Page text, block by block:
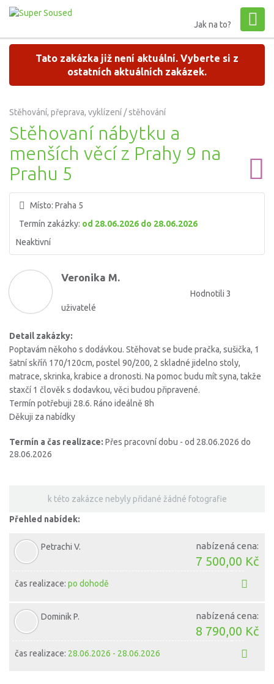
Jak na to?
Tato zakázka již není aktuální. Vyberte si z
ostatních aktuálních zakázek.
Stěhování, přeprava, vyklízení / stěhování
Stěhovaní nábytku a
menších věcí z Prahy 9 na
Prahu 5
Místo: Praha 5
Termín zakázky: od 28.06.2026 do 28.06.2026
Neaktivní
Veronika M.
Hodnotili 3
uživatelé
Detail zakázky:
Poptavám někoho s dodávkou. Stěhovat se bude pračka, sušička, 1
šatní skříň 170/120cm, postel 90/200, 2 skladné jidelno stoly,
matrace, skrinka, krabice a dronosti. Na pomoc budu mít syna, takže
staxčí 1 člověk s dodavkou, věci budou připravené.
Termín potřebuji 28.6. Ráno ideálně 8h
Děkuji za nabídky
Termín a čas realizace: Přes pracovní dobu - od 28.06.2026 do
28.06.2026
k této zakázce nebyly přidané žádné fotografie
Přehled nabídek:
Petrachi V.
čas realizace:po dohodě
nabízená cena:
7 500,00 Kč
Dominik P.
čas realizace: 28.06.2026 - 28.06.2026
nabízená cena:
8 790,00 Kč